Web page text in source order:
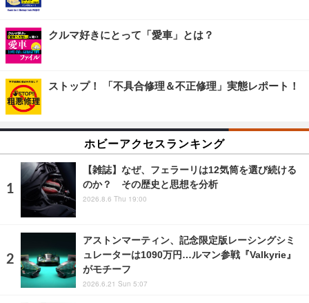
クルマ好きにとって「愛車」とは？
ストップ！ 「不具合修理＆不正修理」実態レポート！
ホビーアクセスランキング
【雑誌】なぜ、フェラーリは12気筒を選び続ける
のか？ その歴史と思想を分析
2026.8.6 Thu 19:00
アストンマーティン、記念限定版レーシングシミ
ュレーターは1090万円…ルマン参戦『Valkyrie』
がモチーフ
2026.6.21 Sun 5:07